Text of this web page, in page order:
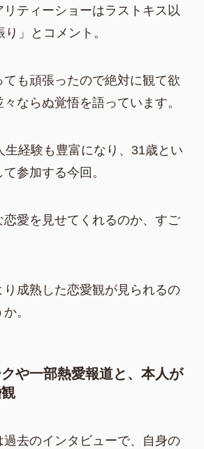
ティーショーはラストキス以
」とコメント。
ても頑張ったので絶対に観て欲
ならぬ覚悟を語っています。
生経験も豊富になり、31歳とい
参加する今回。
愛を見せてくれるのか、すご
成熟した恋愛観が見られるの
。
や一部熱愛報道と、本人が
過去のインタビューで、自身の